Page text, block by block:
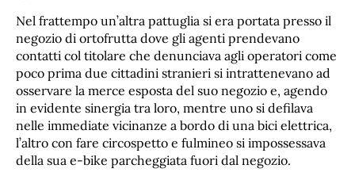
Nel frattempo un’altra pattuglia si era portata presso il
negozio di ortofrutta dove gli agenti prendevano
contatti col titolare che denunciava agli operatori come
poco prima due cittadini stranieri si intrattenevano ad
osservare la merce esposta del suo negozio e, agendo
in evidente sinergia tra loro, mentre uno si defilava
nelle immediate vicinanze a bordo di una bici elettrica,
l’altro con fare circospetto e fulmineo si impossessava
della sua e-bike parcheggiata fuori dal negozio.